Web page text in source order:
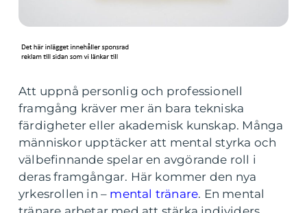
Att uppnå personlig och professionell
framgång kräver mer än bara tekniska
färdigheter eller akademisk kunskap. Många
människor upptäcker att mental styrka och
välbefinnande spelar en avgörande roll i
deras framgångar. Här kommer den nya
yrkesrollen in – mental tränare. En mental